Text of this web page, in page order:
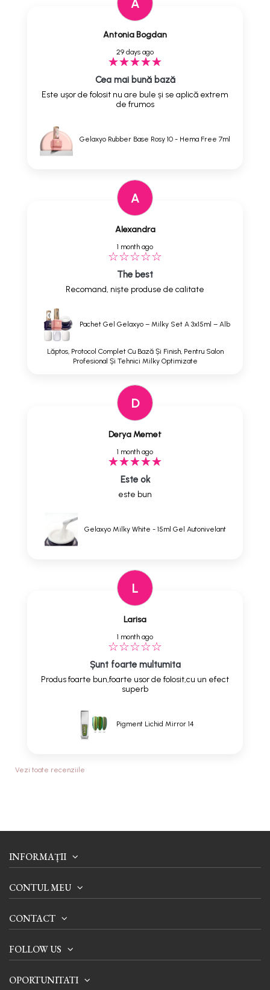
A
Antonia Bogdan
29 days ago
Cea mai bună bază
Este ușor de folosit nu are bule și se aplică extrem
de frumos
Gelaxyo Rubber Base Rosy 10 - Hema Free 7ml
A
Alexandra
1 month ago
The best
Recomand, niște produse de calitate
Pachet Gel Gelaxyo – Milky Set A 3x15ml – Alb
Lăptos, Protocol Complet Cu Bază Și Finish, Pentru Salon
Profesional Și Tehnici Milky Optimizate
D
Derya Memet
1 month ago
Este ok
este bun
Gelaxyo Milky White - 15ml Gel Autonivelant
L
Larisa
1 month ago
Șunt foarte multumita
Produs foarte bun,foarte usor de folosit,cu un efect
superb
Pigment Lichid Mirror 14
Vezi toate recenziile
INFORMAȚII
CONTUL MEU
CONTACT
FOLLOW US
OPORTUNITATI